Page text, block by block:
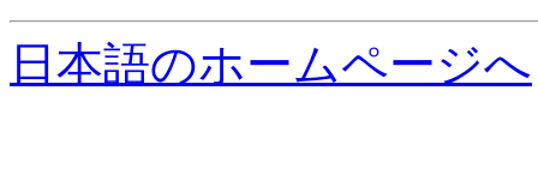
日本語のホームページへ